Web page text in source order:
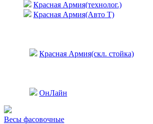
Красная Армия(технолог.)
Красная Армия(Авто Т)
Красная Армия(скл. стойка)
ОнЛайн
Весы фасовочные